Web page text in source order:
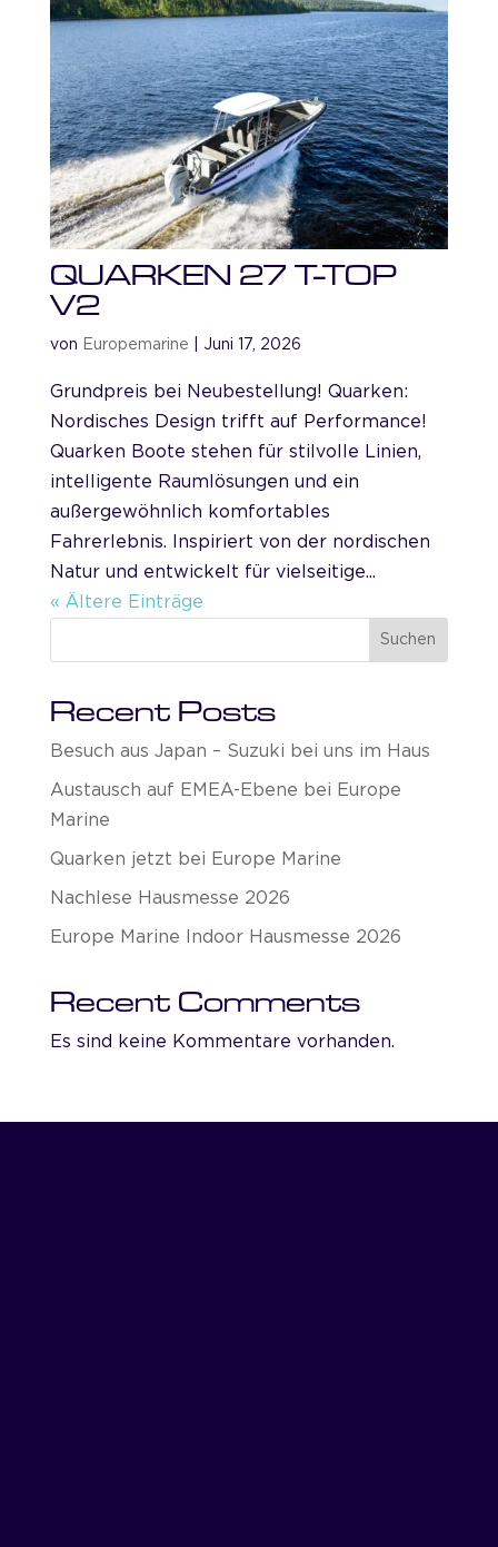
QUARKEN 27 T-TOP
V2
von Europemarine Juni 17, 2026
Grundpreis bei Neubestellung! Quarken:
Nordisches Design trifft auf Performance!
Quarken Boote stehen für stilvolle Linien,
intelligente Raumlösungen und ein
außergewöhnlich komfortables
Fahrerlebnis. Inspiriert von der nordischen
Natur und entwickelt für vielseitige...
« Ältere Einträge
Suchen
Recent Posts
Besuch aus Japan – Suzuki bei uns im Haus
Austausch auf EMEA-Ebene bei Europe
Marine
Quarken jetzt bei Europe Marine
Nachlese Hausmesse 2026
Europe Marine Indoor Hausmesse 2026
Recent Comments
Es sind keine Kommentare vorhanden.